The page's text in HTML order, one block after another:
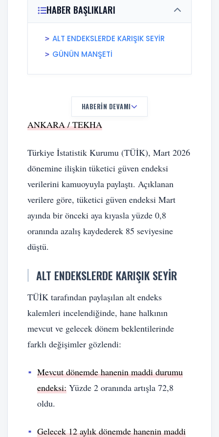
HABER BAŞLIKLARI
ALT ENDEKSLERDE KARIŞIK SEYİR
GÜNÜN MANŞETİ
HABERIN DEVAMI
ANKARA / TEKHA
Türkiye İstatistik Kurumu (TÜİK), Mart 2026
dönemine ilişkin tüketici güven endeksi
verilerini kamuoyuyla paylaştı. Açıklanan
verilere göre, tüketici güven endeksi Mart
ayında bir önceki aya kıyasla yüzde 0,8
oranında azalış kaydederek 85 seviyesine
düştü.
ALT ENDEKSLERDE KARIŞIK SEYIR
TÜİK tarafından paylaşılan alt endeks
kalemleri incelendiğinde, hane halkının
mevcut ve gelecek dönem beklentilerinde
farklı değişimler gözlendi:
Mevcut dönemde hanenin maddi durumu
endeksi: Yüzde 2 oranında artışla 72,8
oldu.
Gelecek 12 aylık dönemde hanenin maddi